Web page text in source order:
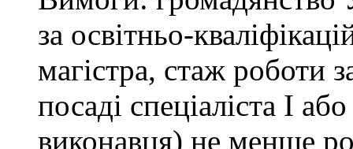
за освітньо-
магістра, стаж роботи
посаді спеціаліста І
виконавця) не менше